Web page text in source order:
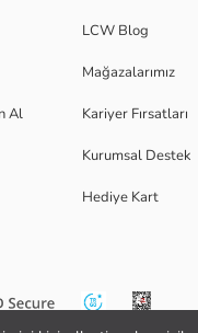
Al
LCW Blog
Mağazalarımız
Kariyer Fırsatları
Kurumsal Destek
Hediye Kart